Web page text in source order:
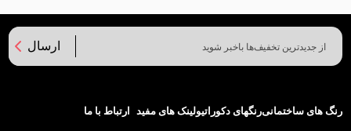
ارسال
رنگ های ساختمانیرنگهای دکوراتیولینک های مفید ارتباط با ما